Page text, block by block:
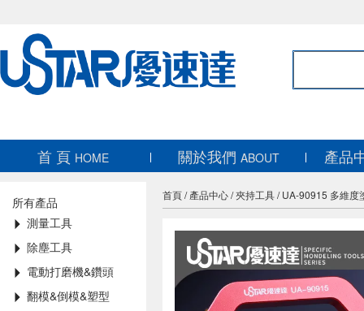
首 頁 HOME 關於我們 ABOUT 產品
所有產品
測量工具
除塵工具
電動打磨機&鑽頭
翻模&倒模&塑型
首頁/產品中心/夾持工具/UA-90915 多維度